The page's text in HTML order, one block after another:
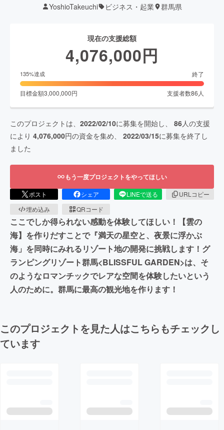
YoshioTakeuchi ビジネス・起業 群馬県
現在の支援総額
4,076,000円
135%達成 終了
目標金額3,000,000円 支援者数86 人
このプロジェクトは、 2022/02/10に募集を開始し、 86人の支援
により 4,076,000円の資金を集め、 2022/03/15に募集を終了し
ました
もう一度プロジェクトをやってほしい
ポスト シェア LINEで送る
URLコピー
埋め込み
QRコード
ここでしか得られない感動を体験してほしい！【雲の
海】を作りだすことで『満天の星空と、夜景に浮かぶ
海」を同時にみれるリゾート地の開発に挑戦します！グ
ランピングリゾート群馬<BLISSFUL GARDEN>は、そ
のようなロマンチックでレアな空間を体験したいという
人のために。群馬に最高の観光地を作ります！
このプロジェクトを見た人はこちらもチェックし
ています